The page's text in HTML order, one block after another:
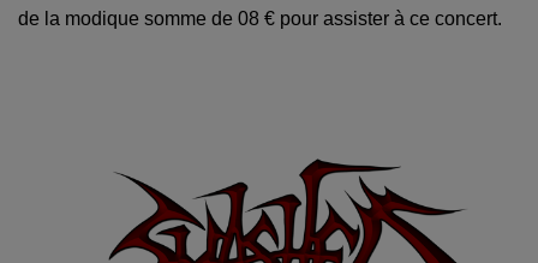
de la modique somme de 08 € pour assister à ce concert.